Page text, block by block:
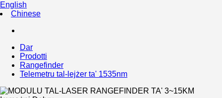
English
Chinese
Dar
Prodotti
Rangefinder
Telemetru tal-lejżer ta' 1535nm